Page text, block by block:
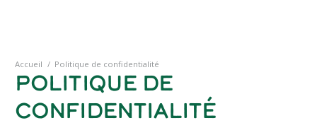
Accueil / Politique de confidentialité
Politique de
confidentialité